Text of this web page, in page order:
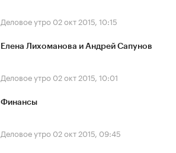
Деловое утро 02 окт 2015, 10:15
Елена Лихоманова и Андрей Сапунов
Деловое утро 02 окт 2015, 10:01
Финансы
Деловое утро 02 окт 2015, 09:45